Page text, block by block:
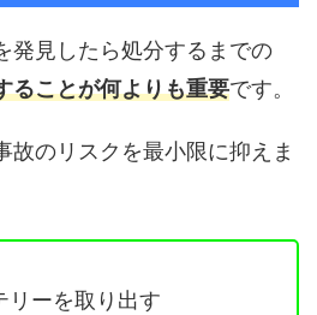
発見したら処分するまでの
ることが何よりも重要です。
故のリスクを最小限に抑えま
リーを取り出す